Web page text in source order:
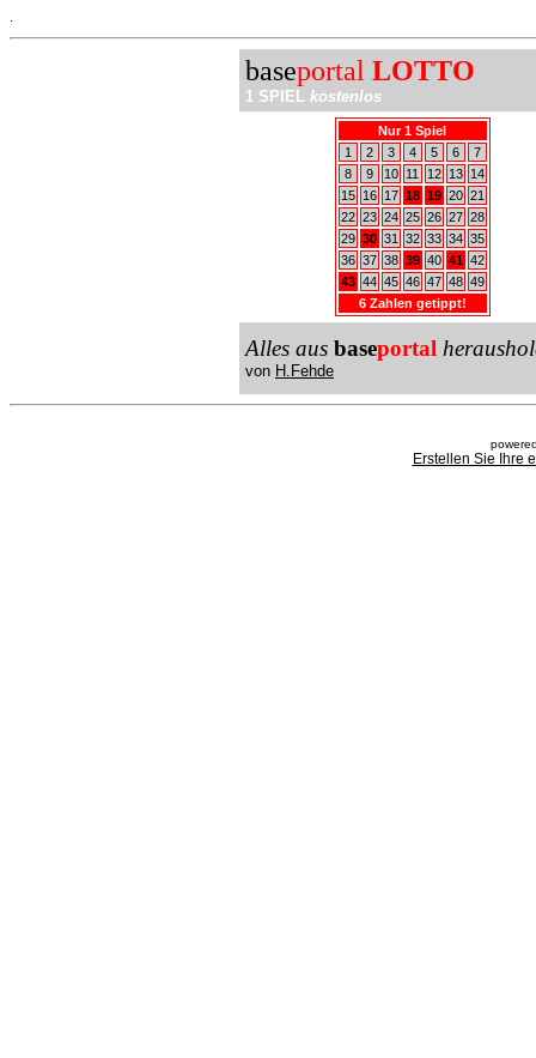
baseportal LOTTO
1 SPIEL kostenlos
Nur 1 Spiel
1
2 3 4 5 6
7
8
9 10 11 12 13
14
15
16 17 18 19 20 21
22 23 24 25 26 27 28
29 30 31 32 33 34 35
36 37 38 39 40 41 42
43 44 45 46 47 48 49
6 Zahlen getippt!
Alles aus baseportal
von H.Fehde
Erstellen Sie Ihre